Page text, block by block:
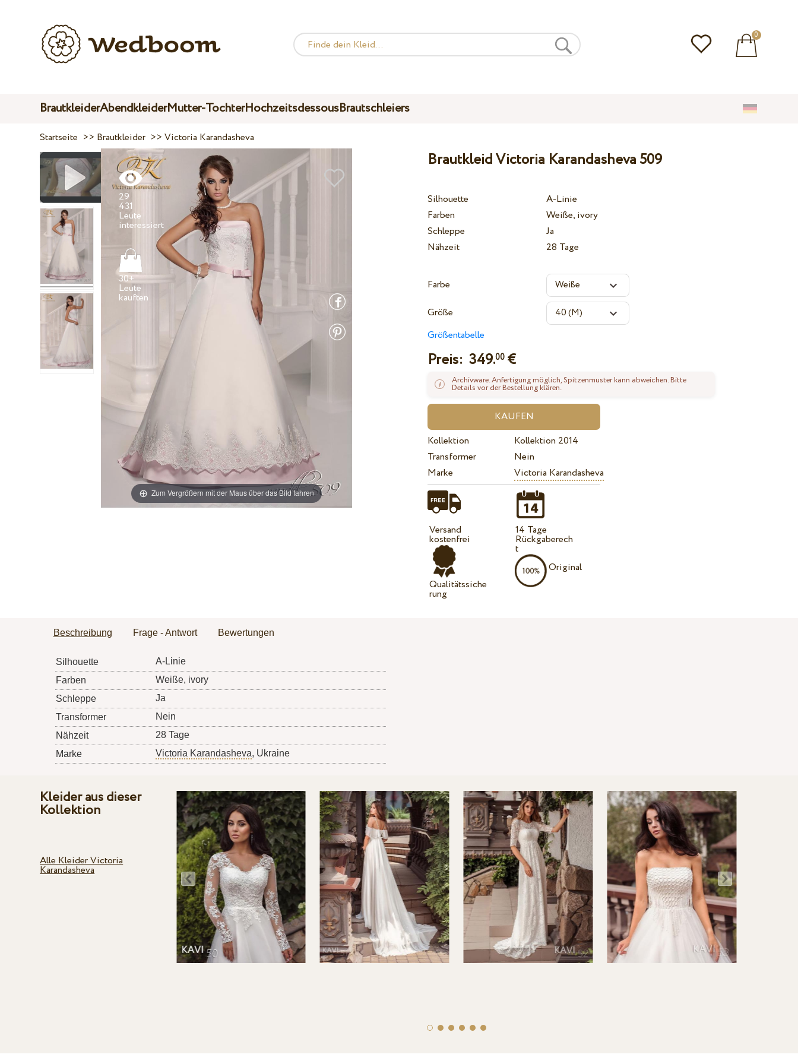
0
BrautkleiderAbendkleiderMutter-TochterHochzeitsdessousBrautschleiers
Startseite >> Brautkleider >>Victoria Karandasheva
Zum Vergrößern mit der Maus über das Bild fahren
29
431
Leute
30+
Leute
Brautkleid Victoria Karandasheva 509
Silhouette
A-Linie
Farben
Weiße, ivory
Schleppe
Ja
Nähzeit
28 Tage
Farbe
Größe
Größentabelle
Preis:349.00 €
Archivware. Anfertigung möglich, Spitzenmuster kann abweichen. Bitte
Details vor der Bestellung klären.
Kollektion
Kollektion 2014
Transformer
Nein
Marke
Victoria Karandasheva
Versand
kostenfrei
Qualitätssiche
rung
14 Tage
Rückgaberech
t
Original
Beschreibung Frage - Antwort Bewertungen
Silhouette
A-Linie
Farben
Weiße, ivory
Schleppe
Ja
Transformer
Nein
Nähzeit
28 Tage
Marke
Victoria Karandasheva, Ukraine
Kleider aus dieser
Kollektion
Alle Kleider Victoria
Karandasheva